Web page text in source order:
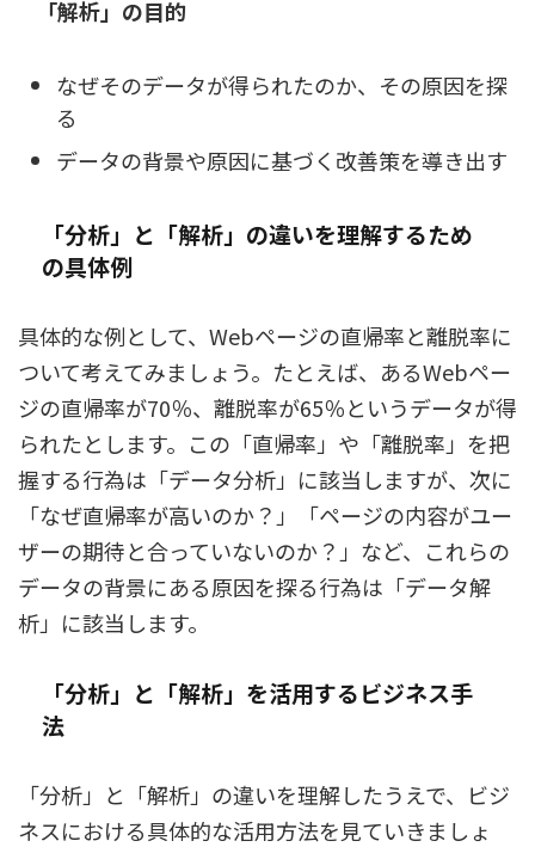
「解析」の目的
なぜそのデータが得られたのか、その原因を探
る
データの背景や原因に基づく改善策を導き出す
「分析」と「解析」の違いを理解するため
の具体例
具体的な例として、Webページの直帰率と離脱率に
ついて考えてみましょう。たとえば、あるWebペー
ジの直帰率が70％、離脱率が65％というデータが得
られたとします。この「直帰率」や「離脱率」を把
握する行為は「データ分析」に該当しますが、次に
「なぜ直帰率が高いのか？」「ページの内容がユー
ザーの期待と合っていないのか？」など、これらの
データの背景にある原因を探る行為は「データ解
析」に該当します。
「分析」と「解析」を活用するビジネス手
法
「分析」と「解析」の違いを理解したうえで、ビジ
ネスにおける具体的な活用方法を見ていきましょ